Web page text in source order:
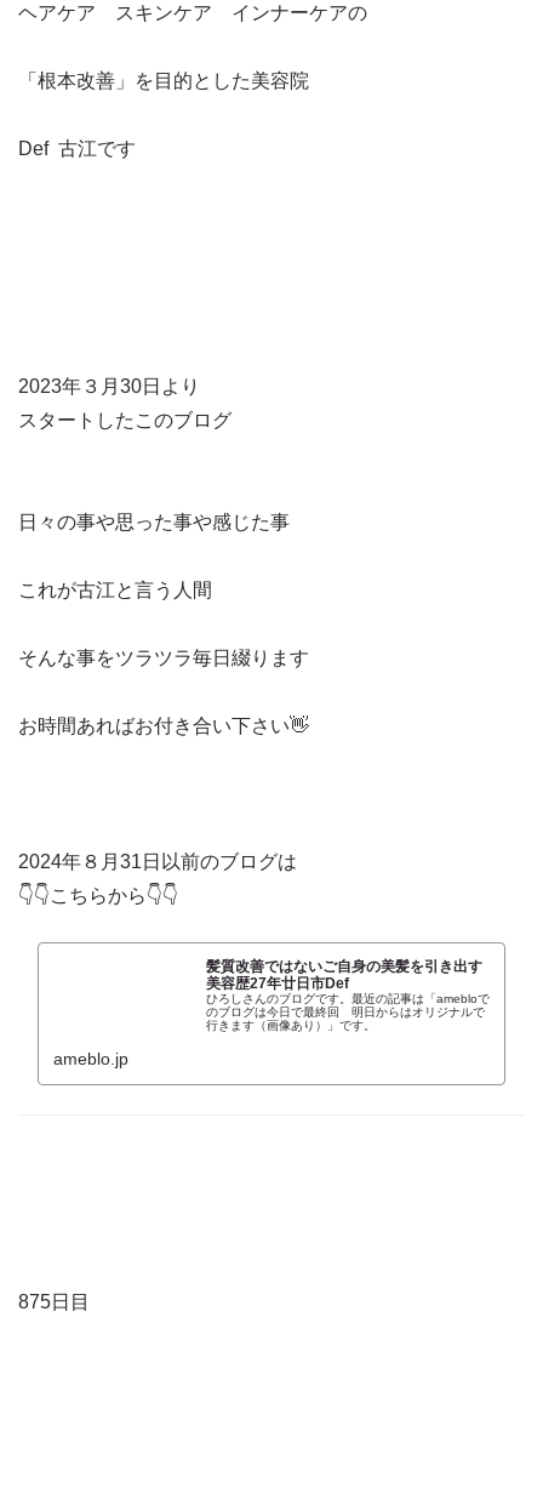
ヘアケア スキンケア インナーケアの
「根本改善」を目的とした美容院
Def 古江です
2023年３月30日より
スタートしたこのブログ
日々の事や思った事や感じた事
これが古江と言う人間
そんな事をツラツラ毎日綴ります
お時間あればお付き合い下さい👋
2024年８月31日以前のブログは
👇👇こちらから👇👇
髪質改善ではないご自身の美髪を引き出す
美容歴27年廿日市Def
ひろしさんのブログです。最近の記事は「amebloで
のブログは今日で最終回 明日からはオリジナルで
行きます（画像あり）」です。
ameblo.jp
875日目